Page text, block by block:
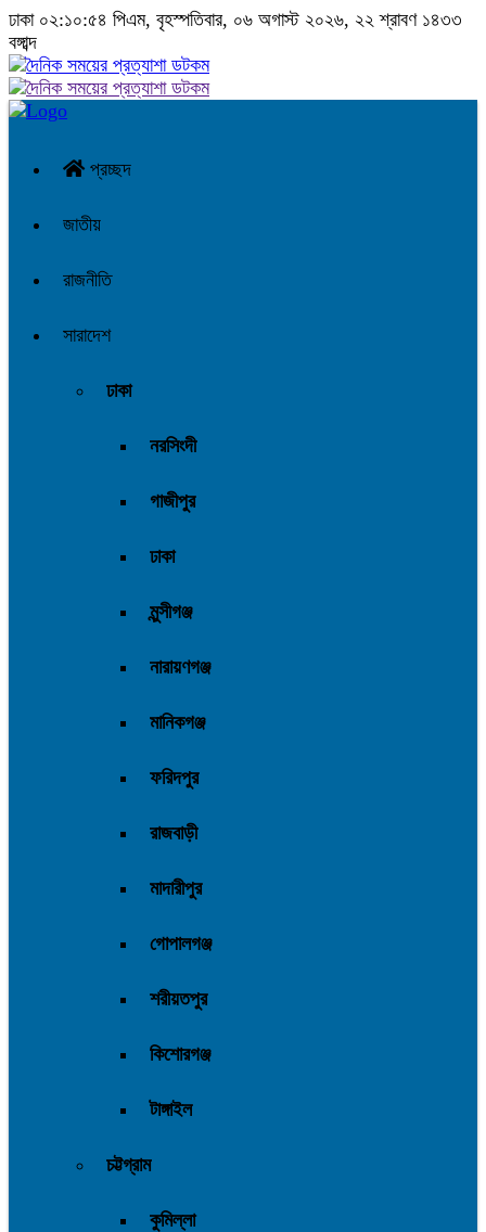
ঢাকা ০২:১০:৫৪ পিএম, বৃহস্পতিবার, ০৬ অগাস্ট ২০২৬, ২২ শ্রাবণ ১৪৩৩
বঙ্গাব্দ
প্রচ্ছদ
জাতীয়
রাজনীতি
সারাদেশ
ঢাকা
নরসিংদী
গাজীপুর
ঢাকা
মুন্সীগঞ্জ
নারায়ণগঞ্জ
মানিকগঞ্জ
ফরিদপুর
রাজবাড়ী
মাদারীপুর
গোপালগঞ্জ
শরীয়তপুর
কিশোরগঞ্জ
টাঙ্গাইল
চট্টগ্রাম
কুমিল্লা